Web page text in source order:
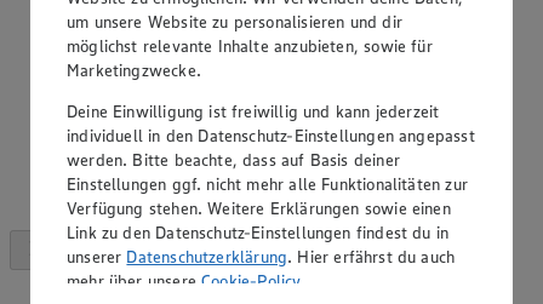
um unsere Website zu personalisieren und dir
möglichst relevante Inhalte anzubieten, sowie für
Marketingzwecke.
Deine Einwilligung ist freiwillig und kann jederzeit
individuell in den Datenschutz-Einstellungen angepasst
werden. Bitte beachte, dass auf Basis deiner
Einstellungen ggf. nicht mehr alle Funktionalitäten zur
Verfügung stehen. Weitere Erklärungen sowie einen
Link zu den Datenschutz-Einstellungen findest du in
unserer Datenschutzerklärung. Hier erfährst du auch
mehr über unsereCookie-Policy.